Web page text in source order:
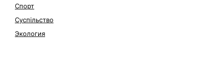
Спорт
Суспільство
Экология